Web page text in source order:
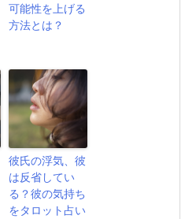
可能性を上げる
方法とは？
彼氏の浮気、彼
は反省してい
る？彼の気持ち
をタロット占い